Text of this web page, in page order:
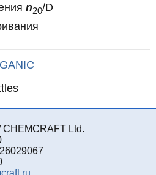
n20/D
Ltd.